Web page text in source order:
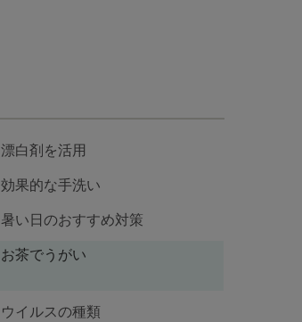
漂白剤を活用
効果的な手洗い
暑い日のおすすめ対策
お茶でうがい
ウイルスの種類